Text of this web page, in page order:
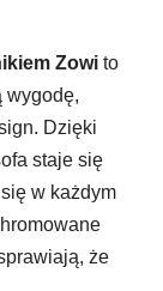
Zowi to
wygodę,
Dzięki
staje się
w każdym
że